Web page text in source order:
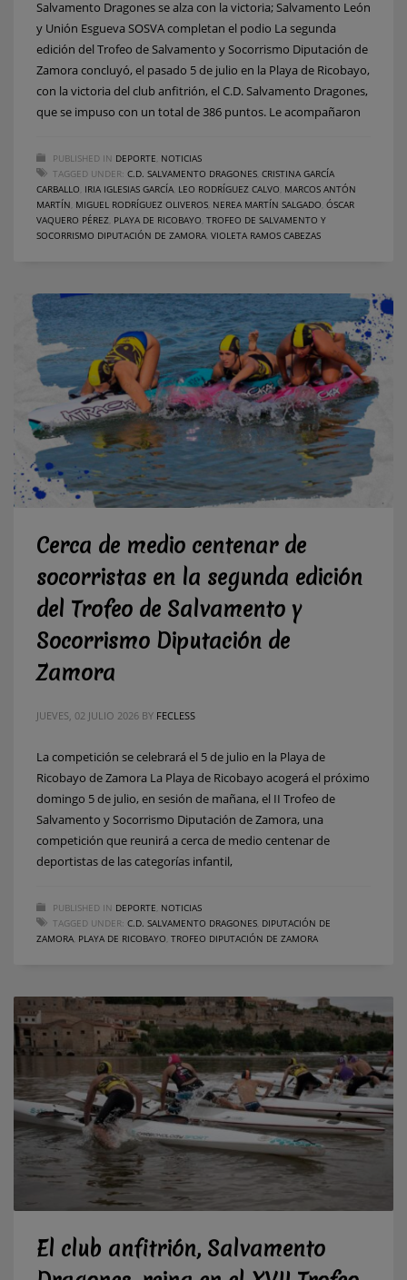
Salvamento Dragones se alza con la victoria; Salvamento León
y Unión Esgueva SOSVA completan el podio La segunda
edición del Trofeo de Salvamento y Socorrismo Diputación de
Zamora concluyó, el pasado 5 de julio en la Playa de Ricobayo,
con la victoria del club anfitrión, el C.D. Salvamento Dragones,
que se impuso con un total de 386 puntos. Le acompañaron
PUBLISHED IN DEPORTE NOTICIAS
TAGGED UNDER: C.D. SALVAMENTO DRAGONES CRISTINA GARCÍA
CARBALLO IRIA IGLESIAS GARCÍA LEO RODRÍGUEZ CALVO MARCOS ANTÓN
MARTÍN MIGUEL RODRÍGUEZ OLIVEROS NEREA MARTÍN SALGADO ÓSCAR
VAQUERO PÉREZ PLAYA DE RICOBAYO TROFEO DE SALVAMENTO Y
SOCORRISMO DIPUTACIÓN DE ZAMORA VIOLETA RAMOS CABEZAS
Cerca de medio centenar de
socorristas en la segunda edición
del Trofeo de Salvamento y
Socorrismo Diputación de
Zamora
JUEVES, 02 JULIO 2026 BY FECLESS
La competición se celebrará el 5 de julio en la Playa de
Ricobayo de Zamora La Playa de Ricobayo acogerá el próximo
domingo 5 de julio, en sesión de mañana, el II Trofeo de
Salvamento y Socorrismo Diputación de Zamora, una
competición que reunirá a cerca de medio centenar de
deportistas de las categorías infantil,
PUBLISHED IN DEPORTE NOTICIAS
TAGGED UNDER: C.D. SALVAMENTO DRAGONES DIPUTACIÓN DE
ZAMORA PLAYA DE RICOBAYO TROFEO DIPUTACIÓN DE ZAMORA
El club anfitrión, Salvamento